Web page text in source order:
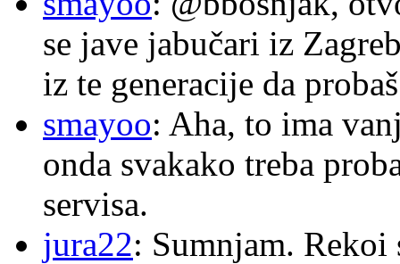
se jave jabučari iz
iz te generacije da
smayoo: Aha, to ima
onda svakako treba
servisa.
jura22: Sumnjam. Rekoi